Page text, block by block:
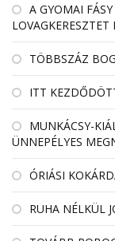
A GYOMAI
LOVAGKERESZTET
TÖBBSZÁZ
ITT
MUNKÁCSY-
ÜNNEPÉLYES
ÓRIÁSI
RUHA NÉLKÜL